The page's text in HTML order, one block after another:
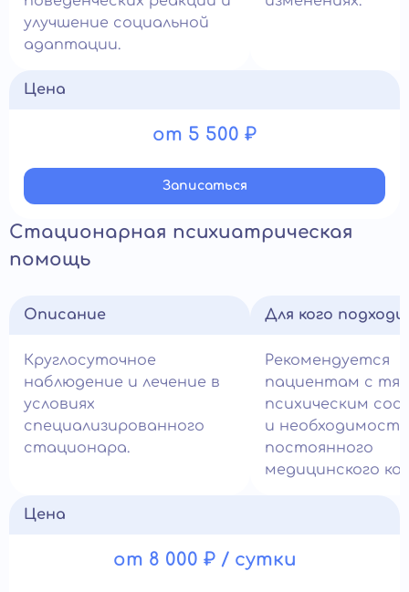
улучшение социальной
адаптации.
Цена
от 5 500 ₽
Записатьcя
Стационарная психиатрическая
помощь
Описание
Круглосуточное
наблюдение и лечение в
условиях
специализированного
стационара.
Для кого
Рекомендуется
пациентам с
психическим
и
постоянного
медицинского
Цена
от 8 000 ₽ / сутки